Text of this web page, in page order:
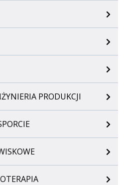
PRODUKCJI